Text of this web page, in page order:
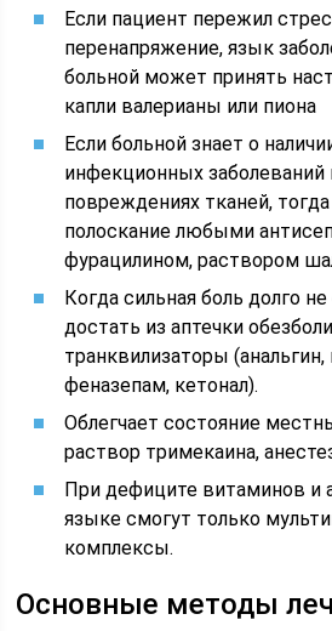
Если пациент пережил
перенапряжение, язык
больной может принять
капли валерианы или пиона
Если больной знает о
инфекционных заболеваний
повреждениях тканей,
полоскание любыми
фурацилином, раствором
Когда сильная боль долго
достать из аптечки
транквилизаторы
феназепам, кетонал).
Облегчает состояние
раствор тримекаина,
При дефиците витаминов и
языке смогут только
комплексы.
Основные методы